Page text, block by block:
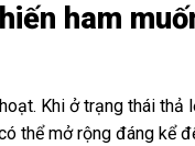
ham
Khi ở trạng thái thả
mở rộng đáng kể